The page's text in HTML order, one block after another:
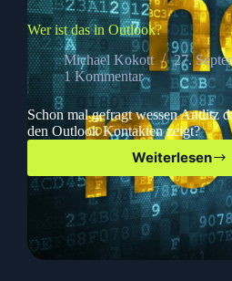
Wer ist das in Outlook?
Michael Kokott
27.
1 Kommentar
Schon mal gefragt wessen Antlitz
den Outlook Kontakten zeigt?
Weiterlesen
Wer
ist
das
in